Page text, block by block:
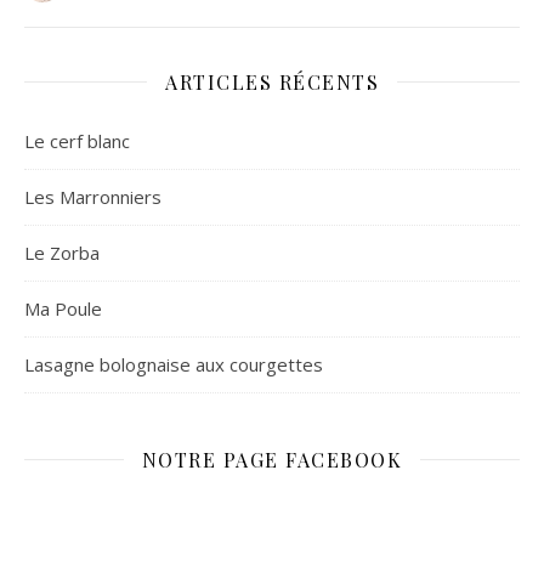
ARTICLES RÉCENTS
Le cerf blanc
Les Marronniers
Le Zorba
Ma Poule
Lasagne bolognaise aux courgettes
NOTRE PAGE FACEBOOK